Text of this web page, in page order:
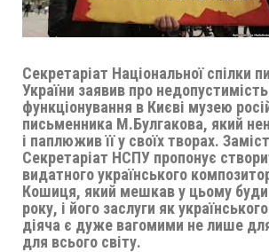
Секретаріат Національної спілки
України заявив про недопустимість
функціонування в Києві музею
письменника М.Булгакова, який
і паплюжив її у своїх творах.
Секретаріат НСПУ пропонує
видатного українського
Кошиця, який мешкав у цьому
року, і його заслуги як
діяча є дуже вагомими не лише
для всього світу.